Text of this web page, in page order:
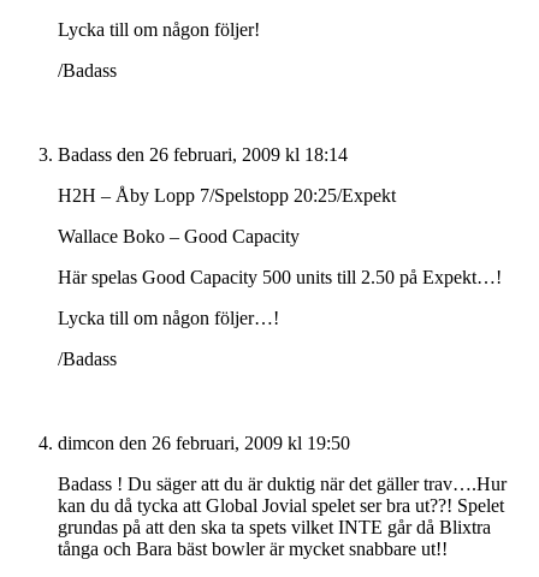
Lycka till om någon följer!
/Badass
Badass den 26 februari, 2009 kl 18:14
H2H – Åby Lopp 7/Spelstopp 20:25/Expekt
Wallace Boko – Good Capacity
Här spelas Good Capacity 500 units till 2.50 på Expekt…!
Lycka till om någon följer…!
/Badass
dimcon den 26 februari, 2009 kl 19:50
Badass ! Du säger att du är duktig när det gäller trav….Hur
kan du då tycka att Global Jovial spelet ser bra ut??! Spelet
grundas på att den ska ta spets vilket INTE går då Blixtra
tånga och Bara bäst bowler är mycket snabbare ut!!